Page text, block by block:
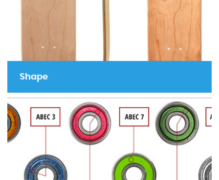
Shape